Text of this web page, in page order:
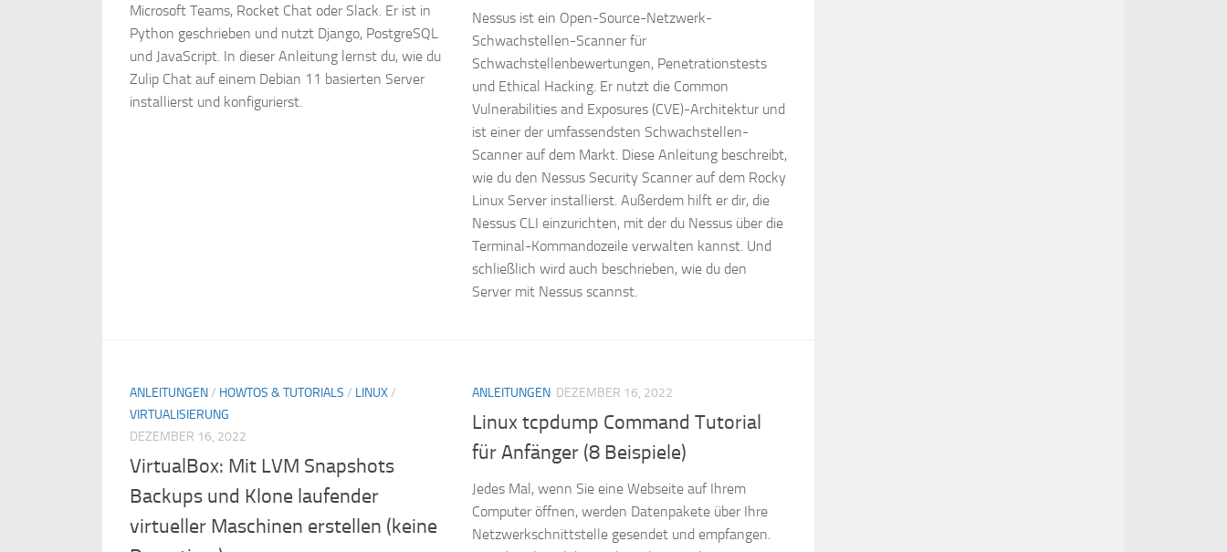
Microsoft Teams, Rocket Chat oder Slack. Er ist in
Python geschrieben und nutzt Django, PostgreSQL
und JavaScript. In dieser Anleitung lernst du, wie du
Zulip Chat auf einem Debian 11 basierten Server
installierst und konfigurierst.
Nessus ist ein Open-Source-Netzwerk-
Schwachstellen-Scanner für
Schwachstellenbewertungen, Penetrationstests
und Ethical Hacking. Er nutzt die Common
Vulnerabilities and Exposures (CVE)-Architektur und
ist einer der umfassendsten Schwachstellen-
Scanner auf dem Markt. Diese Anleitung beschreibt,
wie du den Nessus Security Scanner auf dem Rocky
Linux Server installierst. Außerdem hilft er dir, die
Nessus CLI einzurichten, mit der du Nessus über die
Terminal-Kommandozeile verwalten kannst. Und
schließlich wird auch beschrieben, wie du den
Server mit Nessus scannst.
ANLEITUNGEN/ HOWTOS & TUTORIALS / LINUX/
VIRTUALISIERUNG
DEZEMBER 16, 2022
VirtualBox: Mit LVM Snapshots
Backups und Klone laufender
virtueller Maschinen erstellen (keine
ANLEITUNGEN DEZEMBER 16, 2022
Linux tcpdump Command Tutorial
für Anfänger (8 Beispiele)
Jedes Mal, wenn Sie eine Webseite auf Ihrem
Computer öffnen, werden Datenpakete über Ihre
Netzwerkschnittstelle gesendet und empfangen.